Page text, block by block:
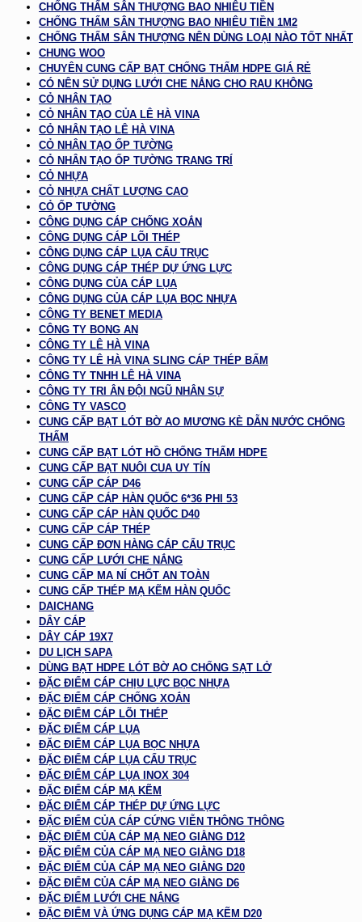
CHỐNG THẤM SÂN THƯỢNG BAO NHIÊU TIỀN
CHỐNG THẤM SÂN THƯỢNG BAO NHIÊU TIỀN 1M2
CHỐNG THẤM SÂN THƯỢNG NÊN DÙNG LOẠI NÀO TỐT NHẤT
CHUNG WOO
CHUYÊN CUNG CẤP BẠT CHỐNG THẤM HDPE GIÁ RẺ
CÓ NÊN SỬ DỤNG LƯỚI CHE NẮNG CHO RAU KHÔNG
CỎ NHÂN TẠO
CỎ NHÂN TẠO CỦA LÊ HÀ VINA
CỎ NHÂN TẠO LÊ HÀ VINA
CỎ NHÂN TẠO ỐP TƯỜNG
CỎ NHÂN TẠO ỐP TƯỜNG TRANG TRÍ
CỎ NHỰA
CỎ NHỰA CHẤT LƯỢNG CAO
CỎ ỐP TƯỜNG
CÔNG DỤNG CÁP CHỐNG XOẮN
CÔNG DỤNG CÁP LÕI THÉP
CÔNG DỤNG CÁP LỤA CẨU TRỤC
CÔNG DỤNG CÁP THÉP DỰ ỨNG LỰC
CÔNG DỤNG CỦA CÁP LỤA
CÔNG DỤNG CỦA CÁP LỤA BỌC NHỰA
CÔNG TY BENET MEDIA
CÔNG TY BONG AN
CÔNG TY LÊ HÀ VINA
CÔNG TY LÊ HÀ VINA SLING CÁP THÉP BẤM
CÔNG TY TNHH LÊ HÀ VINA
CÔNG TY TRI ÂN ĐỘI NGŨ NHÂN SỰ
CÔNG TY VASCO
CUNG CẤP BẠT LÓT BỜ AO MƯƠNG KÈ DẪN NƯỚC CHỐNG
THẤM
CUNG CẤP BẠT LÓT HỒ CHỐNG THẤM HDPE
CUNG CẤP BẠT NUÔI CUA UY TÍN
CUNG CẤP CÁP D46
CUNG CẤP CÁP HÀN QUỐC 6*36 PHI 53
CUNG CẤP CÁP HÀN QUỐC D40
CUNG CẤP CÁP THÉP
CUNG CẤP ĐƠN HÀNG CÁP CẨU TRỤC
CUNG CẤP LƯỚI CHE NẮNG
CUNG CẤP MA NÍ CHỐT AN TOÀN
CUNG CẤP THÉP MẠ KẼM HÀN QUỐC
DAICHANG
DÂY CÁP
DÂY CÁP 19X7
DU LỊCH SAPA
DÙNG BẠT HDPE LÓT BỜ AO CHỐNG SẠT LỞ
ĐẶC ĐIỂM CÁP CHỊU LỰC BỌC NHỰA
ĐẶC ĐIỂM CÁP CHỐNG XOẮN
ĐẶC ĐIỂM CÁP LÕI THÉP
ĐẶC ĐIỂM CÁP LỤA
ĐẶC ĐIỂM CÁP LỤA BỌC NHỰA
ĐẶC ĐIỂM CÁP LỤA CẨU TRỤC
ĐẶC ĐIỂM CÁP LỤA INOX 304
ĐẶC ĐIỂM CÁP MẠ KẼM
ĐẶC ĐIỂM CÁP THÉP DỰ ỨNG LỰC
ĐẶC ĐIỂM CỦA CÁP CỨNG VIỄN THÔNG THÔNG
ĐẶC ĐIỂM CỦA CÁP MẠ NEO GIẰNG D12
ĐẶC ĐIỂM CỦA CÁP MẠ NEO GIẰNG D18
ĐẶC ĐIỂM CỦA CÁP MẠ NEO GIẰNG D20
ĐẶC ĐIỂM CỦA CÁP MẠ NEO GIẰNG D6
ĐẶC ĐIỂM LƯỚI CHE NẮNG
ĐẶC ĐIỂM VÀ ỨNG DỤNG CÁP MẠ KẼM D20